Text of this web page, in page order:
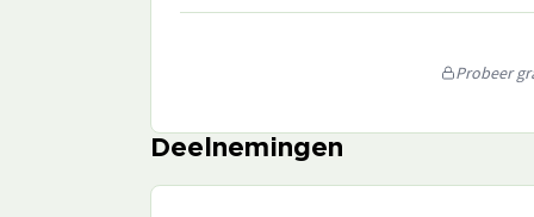
Probeer
Deelnemingen